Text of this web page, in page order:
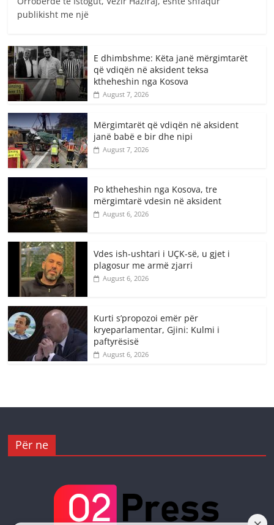
publikisht me një
E dhimbshme: Këta janë mërgimtarët
që vdiqën në aksident teksa
ktheheshin nga Kosova
August 7, 2026
Mërgimtarët që vdiqën në aksident
janë babë e bir dhe nipi
August 7, 2026
Po ktheheshin nga Kosova, tre
mërgimtarë vdesin në aksident
August 6, 2026
Vdes ish-ushtari i UÇK-së, u gjet i
plagosur me armë zjarri
August 6, 2026
Kurti s’propozoi emër për
kryeparlamentar, Gjini: Kulmi i
paftyrësisë
August 6, 2026
Për ne